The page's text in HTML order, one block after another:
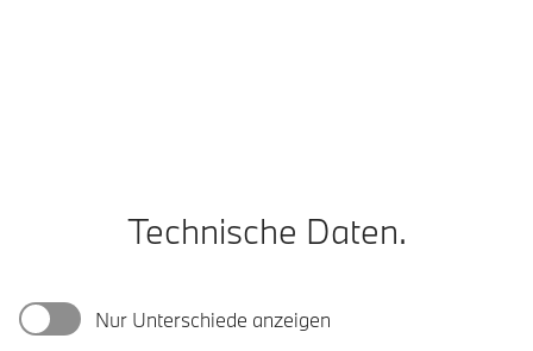
Technische Daten.
Nur Unterschiede anzeigen